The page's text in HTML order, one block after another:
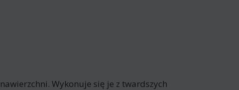
Wykonuje się je z twardszych